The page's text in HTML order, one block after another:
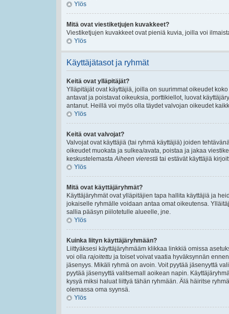
Ylös
Mitä ovat viestiketjujen kuvakkeet?
Viestiketjujen kuvakkeet ovat pieniä kuvia, joilla voi
Ylös
Käyttäjätasot ja ryhmät
Keitä ovat ylläpitäjät?
Ylläpitäjät ovat käyttäjiä, joilla on suurimmat oikeudet
antavat ja poistavat oikeuksia, porttikiellot, luovat
antanut. Heillä voi myös olla täydet valvojan oikeudet
Ylös
Keitä ovat valvojat?
Valvojat ovat käyttäjiä (tai ryhmä käyttäjiä) joiden
oikeudet muokata ja sulkea/avata, poistaa ja jakaa
keskustelemastaAiheen vierestä tai estävät käyttäjiä
Ylös
Mitä ovat käyttäjäryhmät?
Käyttäjäryhmät ovat ylläpitäjien tapa hallita käyttäjiä ja
jokaiselle ryhmälle voidaan antaa omat oikeutensa.
sallia pääsyn piilotetulle alueelle, jne.
Ylös
Kuinka liityn käyttäjäryhmään?
Liittyäksesi käyttäjäryhmääm klikkaa linkkiä omissa
voi olla rajoitettu ja toiset voivat vaatia hyväksynnän
jäsenyys. Mikäli ryhmä on avoin. Voit pyytää jäsenyyttä
pyytää jäsenyyttä valitsemall aoikean napin.
kysyä miksi haluat liittyä tähän ryhmään. Älä häiritse
olemassa oma syynsä.
Ylös